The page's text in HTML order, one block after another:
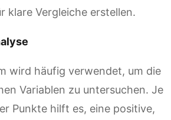
klare Vergleiche erstellen.
wird häufig verwendet, um die
Variablen zu untersuchen. Je
Punkte hilft es, eine positive,